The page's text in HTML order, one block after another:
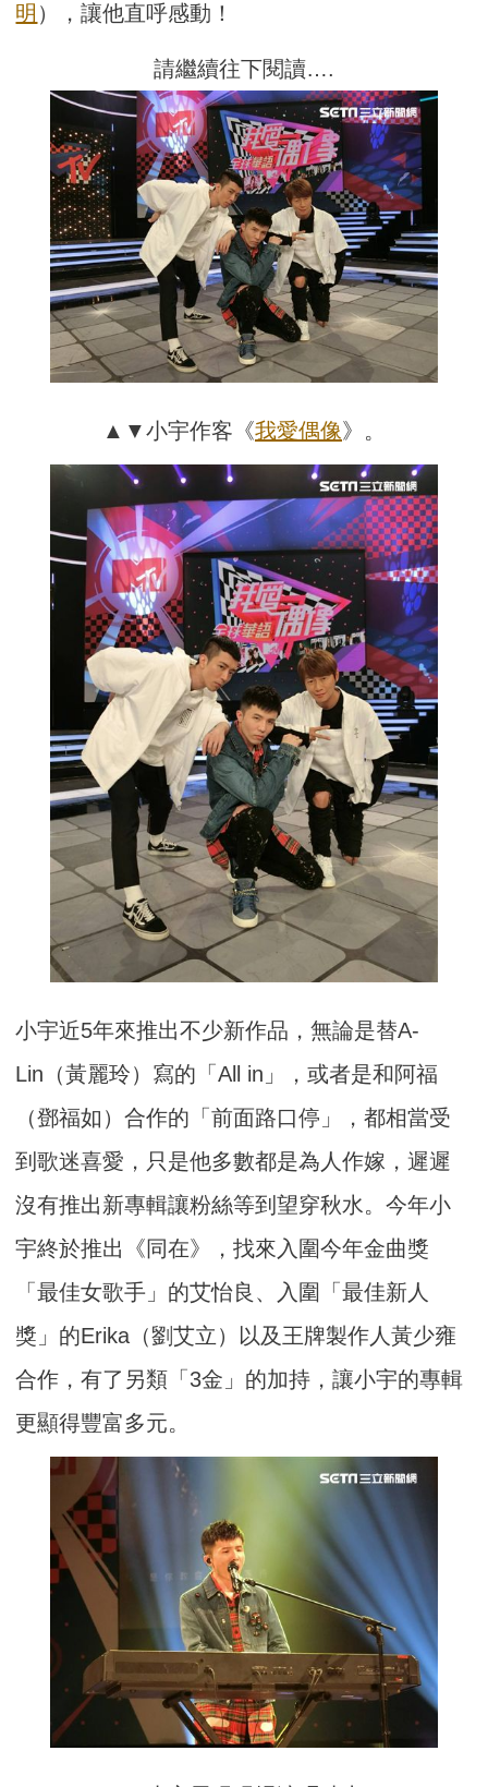
明 ），讓他直呼感動！
請繼續往下閱讀….
▲▼小宇作客《我愛偶像》。
小宇近5年來推出不少新作品，無論是替A-
Lin（黃麗玲）寫的「All in」，或者是和阿福
（鄧福如）合作的「前面路口停」，都相當受
到歌迷喜愛，只是他多數都是為人作嫁，遲遲
沒有推出新專輯讓粉絲等到望穿秋水。今年小
宇終於推出《同在》，找來入圍今年金曲獎
「最佳女歌手」的艾怡良、入圍「最佳新人
獎」的Erika（劉艾立）以及王牌製作人黃少雍
合作，有了另類「3金」的加持，讓小宇的專輯
更顯得豐富多元。